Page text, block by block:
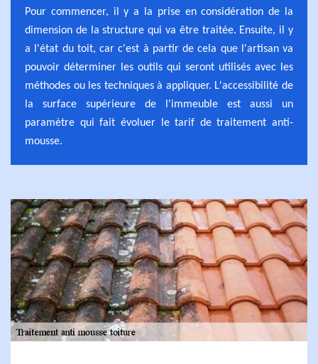
Pour commencer, il y a la prise en considération de la
dimension de la structure qui va être traitée. Ensuite, il y
a l'état du toit, car c'est à partir de cela que l'artisan va
pouvoir déterminer les outils qui seront utilisés avec les
méthodes ou les techniques à appliquer. L'accessibilité de
la surface supérieure de l'immeuble est aussi un
paramètre qui fait évoluer le tarif de traitement anti-
mousse.